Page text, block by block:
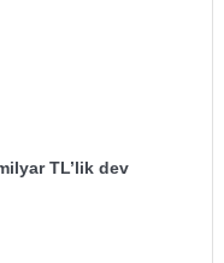
TL’lik dev